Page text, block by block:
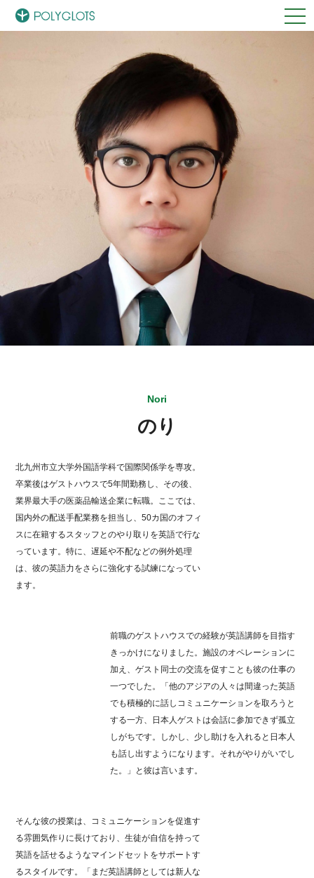
Nori
のり
北九州市立大学外国語学科で国際関係学を専攻。
卒業後はゲストハウスで5年間勤務し、その後、
業界最大手の医薬品輸送企業に転職。ここでは、
国内外の配送手配業務を担当し、50カ国のオフィ
スに在籍するスタッフとのやり取りを英語で行な
っています。特に、遅延や不配などの例外処理
は、彼の英語力をさらに強化する試練になってい
ます。
前職のゲストハウスでの経験が英語講師を目指す
きっかけになりました。施設のオペレーションに
加え、ゲスト同士の交流を促すことも彼の仕事の
一つでした。「他のアジアの人々は間違った英語
でも積極的に話しコミュニケーションを取ろうと
する一方、日本人ゲストは会話に参加できず孤立
しがちです。しかし、少し助けを入れると日本人
も話し出すようになります。それがやりがいでし
た。」と彼は言います。
そんな彼の授業は、コミュニケーションを促進す
る雰囲気作りに長けており、生徒が自信を持って
英語を話せるようなマインドセットをサポートす
るスタイルです。「まだ英語講師としては新人な